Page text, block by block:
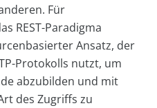
Für
REST-Paradigma
Ansatz, der
Protokolls nutzt, um
abzubilden und mit
des Zugriffs zu